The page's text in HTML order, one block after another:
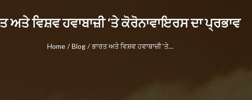
ਅਤੇ ਵਿਸ਼ਵ ਹਵਾਬਾਜ਼ੀ ‘ਤੇ ਕੋਰੋਨਾਵਾਇਰਸ ਦਾ ਪ੍ਰਭਾਵ
Home / Blog / ਭਾਰਤ ਅਤੇ ਵਿਸ਼ਵ ਹਵਾਬਾਜ਼ੀ ‘ਤੇ…